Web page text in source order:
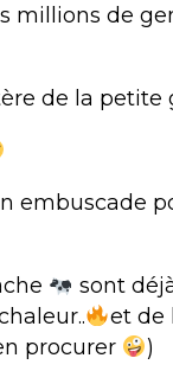
de
de la petite
embuscade
sont
et de
procurer
)